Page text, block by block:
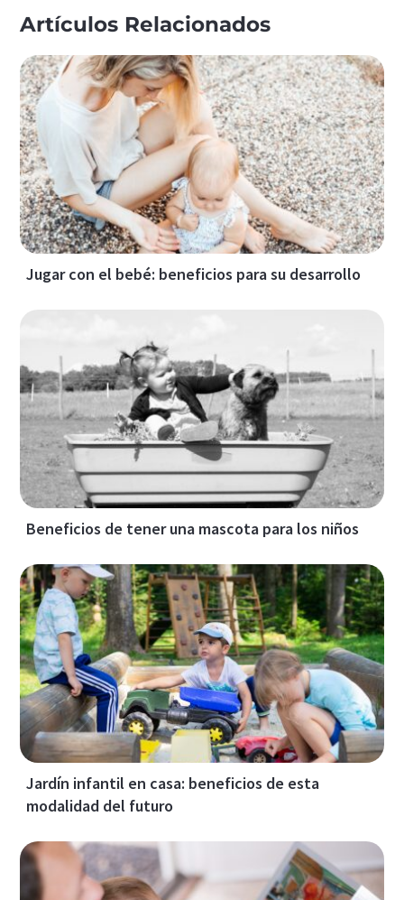
Artículos Relacionados
Jugar con el bebé: beneficios para su desarrollo
Beneficios de tener una mascota para los niños
Jardín infantil en casa: beneficios de esta
modalidad del futuro